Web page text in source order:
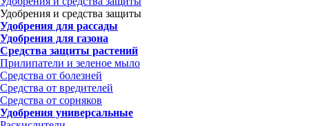
Удобрения и средства защиты
Удобрения для рассады
Удобрения для газона
Средства защиты растений
Прилипатели и зеленое мыло
Средства от болезней
Средства от вредителей
Средства от сорняков
Удобрения универсальные